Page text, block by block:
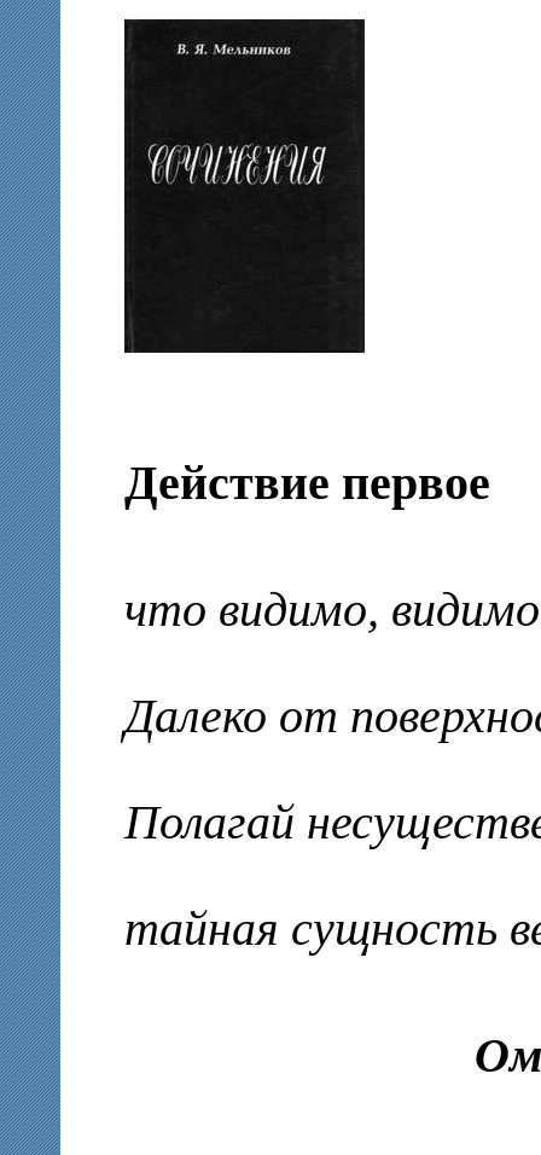
Действие первое
что видимо,
Далеко от
Полагай
тайная сущность